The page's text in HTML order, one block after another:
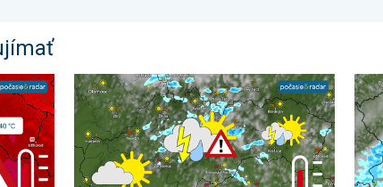
3-dňová predpoveď. . . pondelok 3. augusta 2026
V hornatých regiónoch pribudnú búrky. Nedeľa